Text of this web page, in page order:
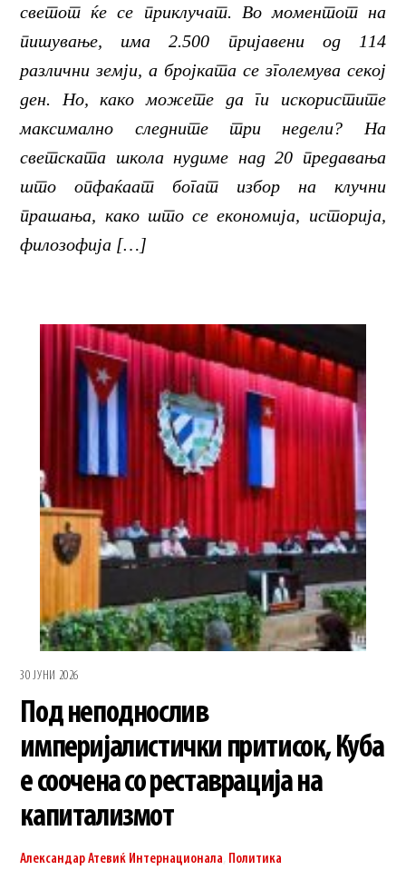
светот ќе се приклучат. Во моментот на
пишување, има 2.500 пријавени од 114
различни земји, а бројката се зголемува секој
ден. Но, како можете да ги искористите
максимално следните три недели? На
светската школа нудиме над 20 предавања
што опфаќаат богат избор на клучни
прашања, како што се економија, историја,
филозофија […]
30 ЈУНИ 2026
Под неподнослив
империјалистички притисок, Куба
е соочена со реставрација на
капитализмот
Александар Атевиќ Интернационала Политика